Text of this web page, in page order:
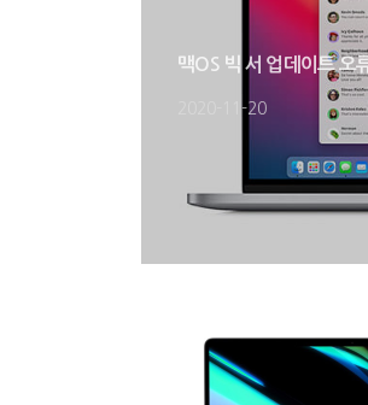
맥OS 빅 서 업데이트 오
2020-11-20